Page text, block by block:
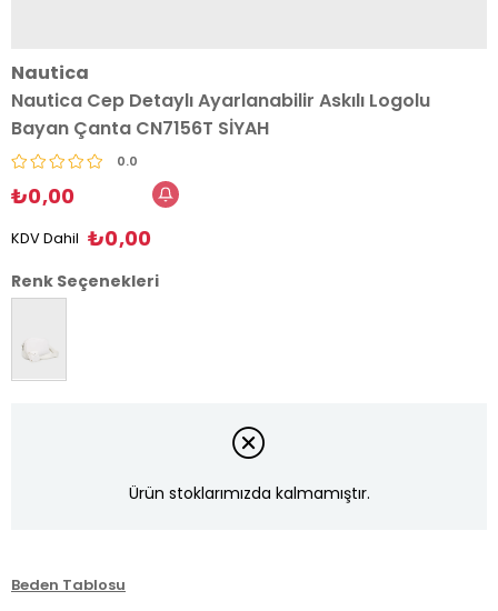
Nautica
Nautica Cep Detaylı Ayarlanabilir Askılı Logolu
Bayan Çanta CN7156T SİYAH
0.0
₺0,00
KDV Dahil ₺0,00
Renk Seçenekleri
Ürün stoklarımızda kalmamıştır.
Beden Tablosu